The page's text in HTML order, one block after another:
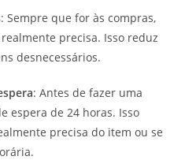
: Sempre que for às compras,
precisa. Isso reduz
desnecessários.
: Antes de fazer uma
espera de 24 horas. Isso
precisa do item ou se